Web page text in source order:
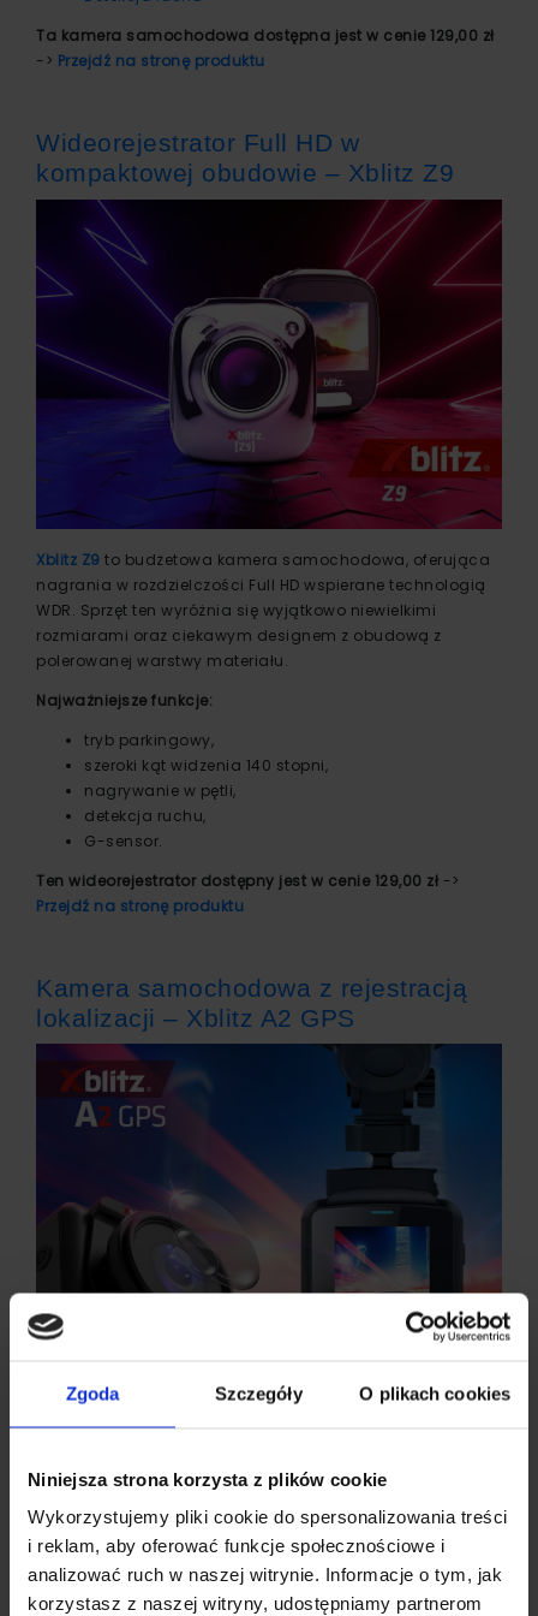
Zgoda Szczegóły O plikach cookies
Niniejsza strona korzysta z plików cookie
Wykorzystujemy pliki cookie do spersonalizowania treści
i reklam, aby oferować funkcje społecznościowe i
analizować ruch w naszej witrynie. Informacje o tym, jak
korzystasz z naszej witryny, udostępniamy partnerom
Ta kamera samochodowa dostępna jest w cenie 129,00 zł
-> Przejdź na stronę produktu
Wideorejestrator Full HD w
kompaktowej obudowie – Xblitz Z9
Xblitz Z9 to budżetowa kamera samochodowa, oferująca
nagrania w rozdzielczości Full HD wspierane technologią
WDR. Sprzęt ten wyróżnia się wyjątkowo niewielkimi
rozmiarami oraz ciekawym designem z obudową z
polerowanej warstwy materiału.
Najważniejsze funkcje:
tryb parkingowy,
szeroki kąt widzenia 140 stopni,
nagrywanie w pętli,
detekcja ruchu,
G-sensor.
Ten wideorejestrator dostępny jest w cenie 129,00 zł ->
Przejdź na stronę produktu
Kamera samochodowa z rejestracją
lokalizacji – Xblitz A2 GPS
Xblitz A2 GPS
to wideorejestrator, który nie tylko zapisze
nagrania z przejazdu, ale uzupełni je również o lokalizację,
wnętrza samochodu. Ponadto cechuje się
kompaktowością i magnetycznym uchwytem.
Najważniejsze funkcje:
moduł GPS,
tryb parkingowy,